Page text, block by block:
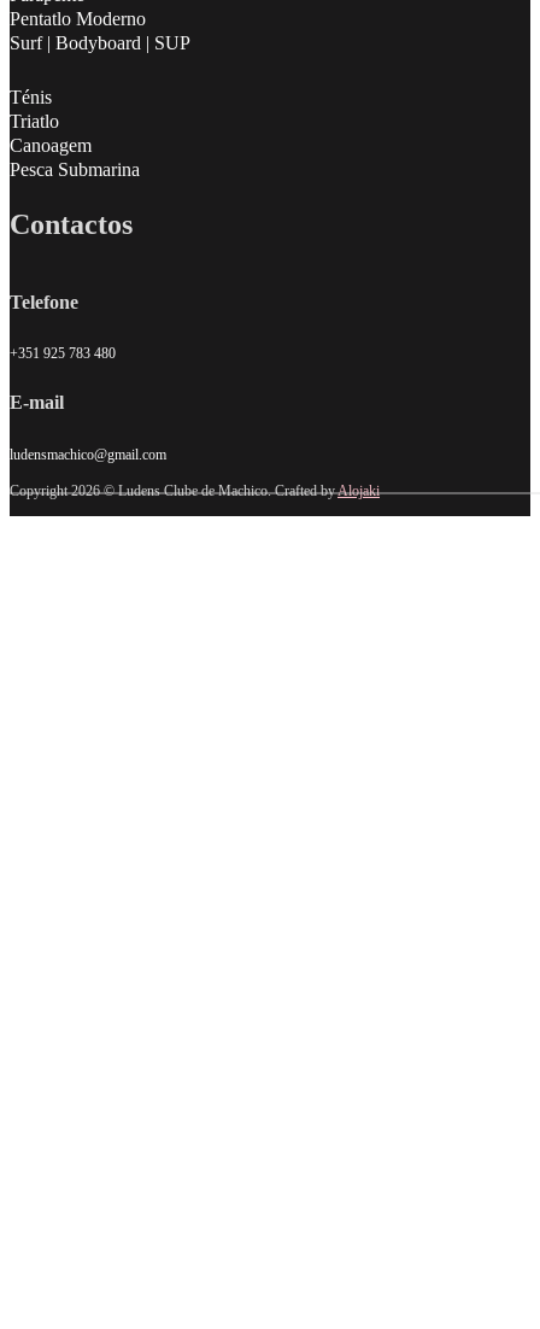
Pentatlo Moderno
Surf | Bodyboard | SUP
Ténis
Triatlo
Canoagem
Pesca Submarina
Contactos
Telefone
+351 925 783 480
E-mail
ludensmachico@gmail.com
Copyright 2026 © Ludens Clube de Machico. Crafted byAlojaki